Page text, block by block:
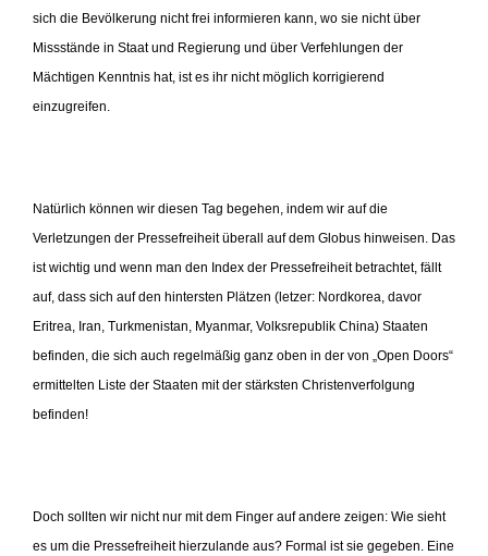
sich die Bevölkerung nicht frei informieren kann, wo sie nicht über
Missstände in Staat und Regierung und über Verfehlungen der
Mächtigen Kenntnis hat, ist es ihr nicht möglich korrigierend
einzugreifen.
Natürlich können wir diesen Tag begehen, indem wir auf die
Verletzungen der Pressefreiheit überall auf dem Globus hinweisen. Das
ist wichtig und wenn man den Index der Pressefreiheit betrachtet, fällt
auf, dass sich auf den hintersten Plätzen (letzer: Nordkorea, davor
Eritrea, Iran, Turkmenistan, Myanmar, Volksrepublik China) Staaten
befinden, die sich auch regelmäßig ganz oben in der von „Open Doors“
ermittelten Liste der Staaten mit der stärksten Christenverfolgung
befinden!
Doch sollten wir nicht nur mit dem Finger auf andere zeigen: Wie sieht
es um die Pressefreiheit hierzulande aus? Formal ist sie gegeben. Eine